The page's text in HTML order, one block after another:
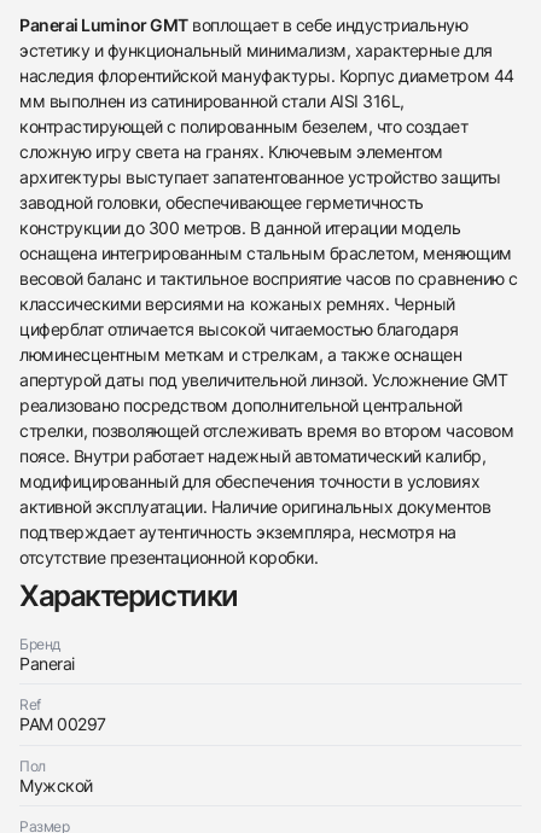
438
285
145
142
205
204
195
150
6
Panerai Luminor GMTвоплощает в себе индустриальную
эстетику и функциональный минимализм, характерные для
наследия флорентийской мануфактуры. Корпус диаметром 44
мм выполнен из сатинированной стали AISI 316L,
контрастирующей с полированным безелем, что создает
сложную игру света на гранях. Ключевым элементом
архитектуры выступает запатентованное устройство защиты
заводной головки, обеспечивающее герметичность
конструкции до 300 метров. В данной итерации модель
оснащена интегрированным стальным браслетом, меняющим
весовой баланс и тактильное восприятие часов по сравнению с
классическими версиями на кожаных ремнях. Черный
циферблат отличается высокой читаемостью благодаря
люминесцентным меткам и стрелкам, а также оснащен
апертурой даты под увеличительной линзой. Усложнение GMT
реализовано посредством дополнительной центральной
стрелки, позволяющей отслеживать время во втором часовом
поясе. Внутри работает надежный автоматический калибр,
модифицированный для обеспечения точности в условиях
активной эксплуатации. Наличие оригинальных документов
подтверждает аутентичность экземпляра, несмотря на
отсутствие презентационной коробки.
Характеристики
Бренд
Panerai
Ref
PAM 00297
Пол
Мужской
Размер
Заказать эти часы
с вами
Оставьте ваши контактные данные и мы свяжемся